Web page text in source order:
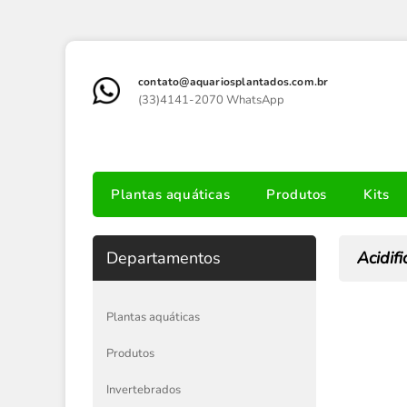
contato@aquariosplantados.com.br
(33)4141-2070 WhatsApp
Plantas aquáticas Produtos Kits
Departamentos
Plantas aquáticas
Produtos
Invertebrados